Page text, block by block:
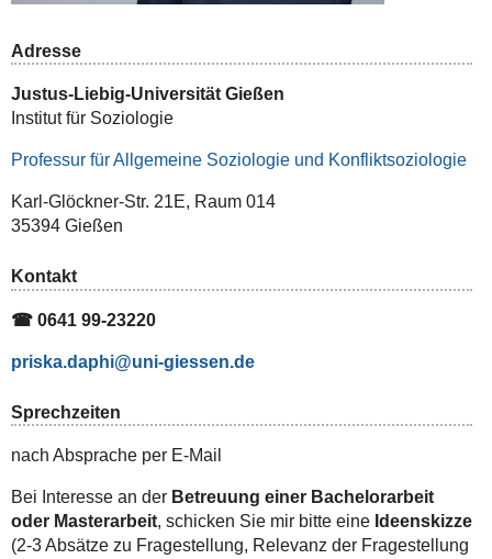
Adresse
Justus-Liebig-Universität Gießen
Institut für Soziologie
Professur für Allgemeine Soziologie und Konfliktsoziologie
Karl-Glöckner-Str. 21E, Raum 014
35394 Gießen
Kontakt
☎ 0641 99-23220
priska.daphi
Sprechzeiten
nach Absprache per E-Mail
Bei Interesse an der Betreuung einer Bachelorarbeit
oder Masterarbeit, schicken Sie mir bitte eine Ideenskizze
(2-3 Absätze zu Fragestellung, Relevanz der Fragestellung